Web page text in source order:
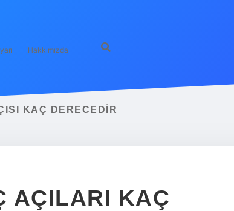
Hakkımızda
KAÇ DERECEDIR
AÇILARI KAÇ